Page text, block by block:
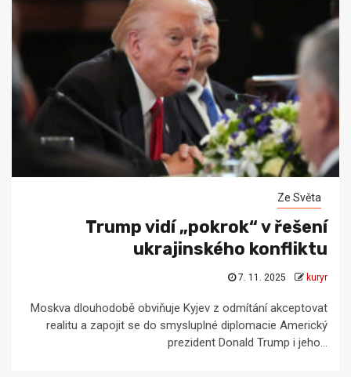
Ze Světa
Trump vidí „pokrok“ v řešení
ukrajinského konfliktu
7. 11. 2025 kuryr
Moskva dlouhodobě obviňuje Kyjev z odmítání akceptovat
realitu a zapojit se do smysluplné diplomacie Americký
prezident Donald Trump i jeho...